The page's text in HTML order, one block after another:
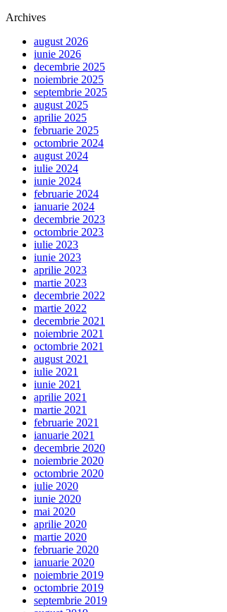
Archives
august 2026
iunie 2026
decembrie 2025
noiembrie 2025
septembrie 2025
august 2025
aprilie 2025
februarie 2025
octombrie 2024
august 2024
iulie 2024
iunie 2024
februarie 2024
ianuarie 2024
decembrie 2023
octombrie 2023
iulie 2023
iunie 2023
aprilie 2023
martie 2023
decembrie 2022
martie 2022
decembrie 2021
noiembrie 2021
octombrie 2021
august 2021
iulie 2021
iunie 2021
aprilie 2021
martie 2021
februarie 2021
ianuarie 2021
decembrie 2020
noiembrie 2020
octombrie 2020
iulie 2020
iunie 2020
mai 2020
aprilie 2020
martie 2020
februarie 2020
ianuarie 2020
noiembrie 2019
octombrie 2019
septembrie 2019